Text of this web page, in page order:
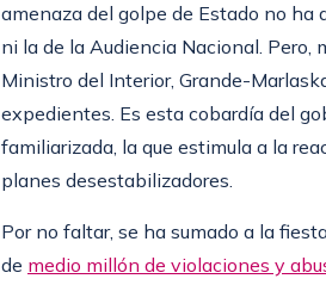
amenaza del golpe de Estado no ha
ni la de la Audiencia Nacional. Pero,
Ministro del Interior, Grande-
expedientes. Es esta cobardía del
familiarizada, la que estimula a la
planes desestabilizadores.
Por no faltar, se ha sumado a la
de medio millón de violaciones y